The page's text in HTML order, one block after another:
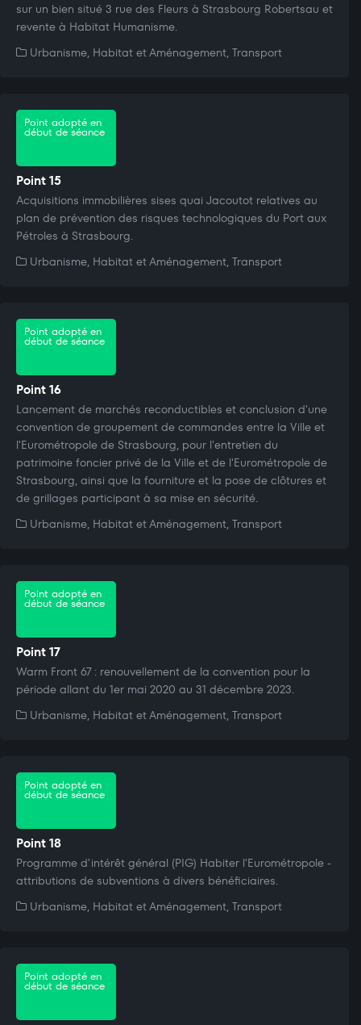
sur un bien situé 3 rue des Fleurs à Strasbourg Robertsau et
revente à Habitat Humanisme.
Urbanisme, Habitat et Aménagement, Transport
Point adopté en
début de séance
Point 15
Acquisitions immobilières sises quai Jacoutot relatives au
plan de prévention des risques technologiques du Port aux
Pétroles à Strasbourg.
Urbanisme, Habitat et Aménagement, Transport
Point adopté en
début de séance
Point 16
Lancement de marchés reconductibles et conclusion d'une
convention de groupement de commandes entre la Ville et
l'Eurométropole de Strasbourg, pour l'entretien du
patrimoine foncier privé de la Ville et de l'Eurométropole de
Strasbourg, ainsi que la fourniture et la pose de clôtures et
de grillages participant à sa mise en sécurité.
Urbanisme, Habitat et Aménagement, Transport
Point adopté en
début de séance
Point 17
Warm Front 67 : renouvellement de la convention pour la
période allant du 1er mai 2020 au 31 décembre 2023.
Urbanisme, Habitat et Aménagement, Transport
Point adopté en
début de séance
Point 18
Programme d'intérêt général (PIG) Habiter l'Eurométropole -
attributions de subventions à divers bénéficiaires.
Urbanisme, Habitat et Aménagement, Transport
Point adopté en
début de séance